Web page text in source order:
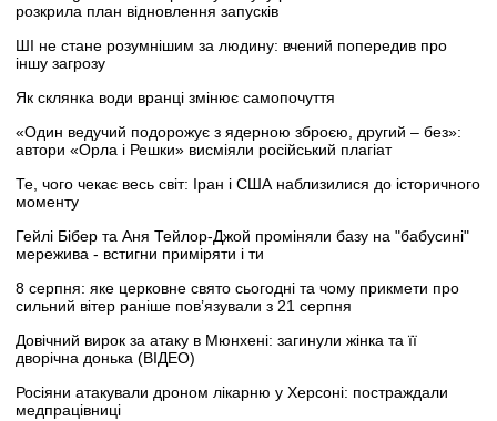
розкрила план відновлення запусків
ШІ не стане розумнішим за людину: вчений попередив про
іншу загрозу
Як склянка води вранці змінює самопочуття
«Один ведучий подорожує з ядерною зброєю, другий – без»:
автори «Орла і Решки» висміяли російський плагіат
Те, чого чекає весь світ: Іран і США наблизилися до історичного
моменту
Гейлі Бібер та Аня Тейлор-Джой проміняли базу на "бабусині"
мережива - встигни приміряти і ти
8 серпня: яке церковне свято сьогодні та чому прикмети про
сильний вітер раніше пов’язували з 21 серпня
Довічний вирок за атаку в Мюнхені: загинули жінка та її
дворічна донька (ВІДЕО)
Росіяни атакували дроном лікарню у Херсоні: постраждали
медпрацівниці